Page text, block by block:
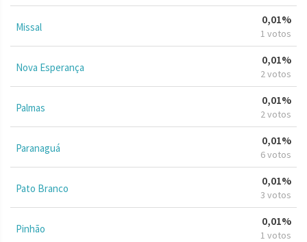
Missal
0,01%
1 votos
Nova Esperança
0,01%
2 votos
Palmas
0,01%
2 votos
Paranaguá
0,01%
6 votos
Pato Branco
0,01%
3 votos
Pinhão
0,01%
1 votos